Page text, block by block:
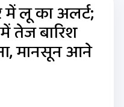
में लू का अलर्ट;
तेज बारिश
मानसून आने